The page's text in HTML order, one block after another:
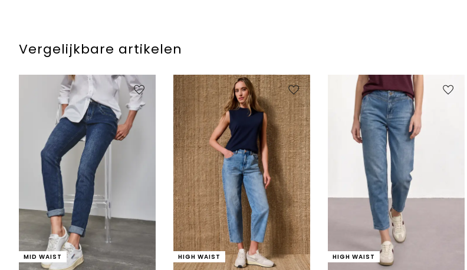
Vergelijkbare artikelen
MID WAIST HIGH WAIST HIGH WAIST